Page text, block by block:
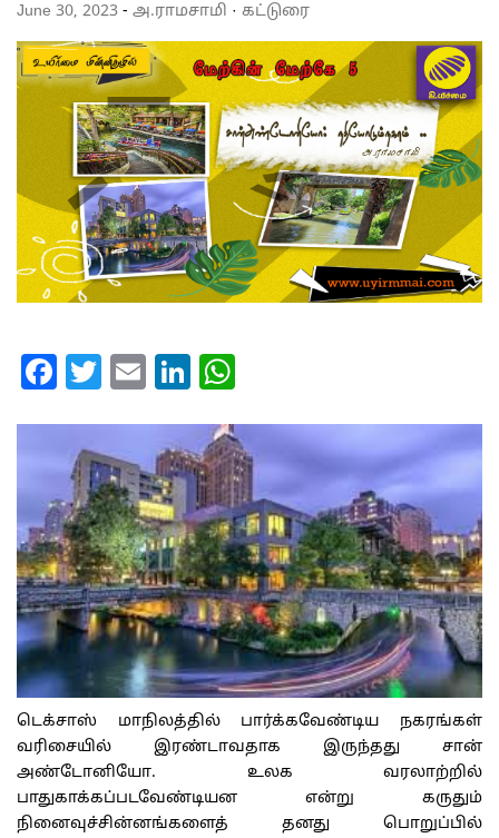
June 30, 2023 - அ.ராமசாமி · கட்டுரை
Facebook
Twitter
EmailLinkedIn
டெக்சாஸ் மாநிலத்தில் பார்க்கவேண்டிய நகரங்கள்
வரிசையில் இரண்டாவதாக இருந்தது சான்
அண்டோனியோ. உலக வரலாற்றில்
பாதுகாக்கப்படவேண்டியன என்று கருதும்
நினைவுச்சின்னங்களைத் தனது பொறுப்பில்